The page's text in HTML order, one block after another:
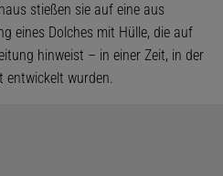
stießen sie auf eine aus
eines Dolches mit Hülle, die auf
hinweist – in einer Zeit, in der
entwickelt wurden.